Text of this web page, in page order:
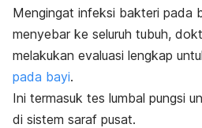
Mengingat infeksi bakteri pada
menyebar ke seluruh tubuh,
melakukan evaluasi lengkap
pada bayi.
Ini termasuk tes lumbal pungsi
di sistem saraf pusat.